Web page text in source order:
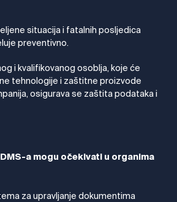
situacija i fatalnih posljedica
preventivno.
i kvalifikovanog osoblja, koje će
tehnologije i zaštitne proizvode
osigurava se zaštita podataka i
a mogu očekivati u organima
za upravljanje dokumentima